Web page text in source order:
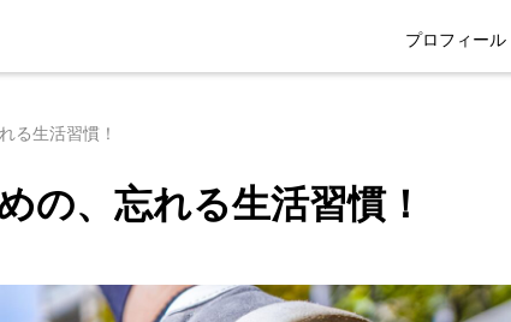
プロフィール
る生活習慣！
の、忘れる生活習慣！